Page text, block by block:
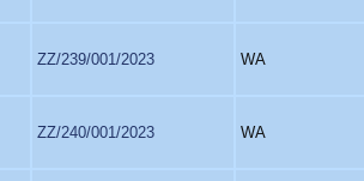
ZZ/239/001/2023 WA
ZZ/240/001/2023 WA